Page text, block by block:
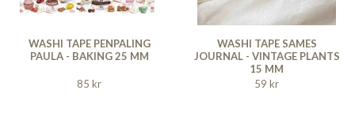
WASHI TAPE PENPALING
PAULA - BAKING 25 MM
85 kr
WASHI TAPE SAMES
JOURNAL - VINTAGE PLANTS
15 MM
59 kr